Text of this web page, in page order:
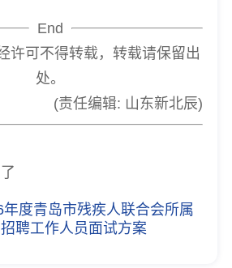
End
许可不得转载，转载请保留出
处。
(责任编辑: 山东新北辰)
度青岛市残疾人联合会所属
聘工作人员面试方案